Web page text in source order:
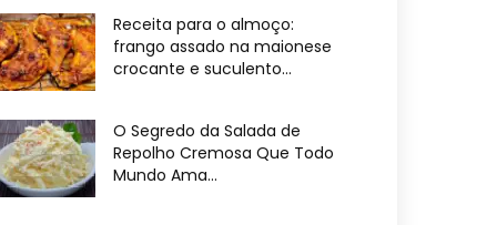
Receita para o almoço:
frango assado na maionese
crocante e suculento...
O Segredo da Salada de
Repolho Cremosa Que Todo
Mundo Ama...